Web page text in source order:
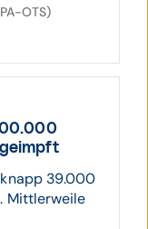
OTS)
39.000
Mittlerweile